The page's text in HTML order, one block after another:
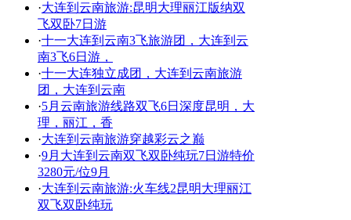
·大连到云南旅游:昆明大理丽江版纳双
飞双卧7日游
·十一大连到云南3飞旅游团，大连到云
南3飞6日游，
·十一大连独立成团，大连到云南旅游
团，大连到云南
·5月云南旅游线路双飞6日深度昆明，大
理，丽江，香
·大连到云南旅游穿越彩云之巅
·9月大连到云南双飞双卧纯玩7日游特价
3280元/位9月
·大连到云南旅游:火车线2昆明大理丽江
双飞双卧纯玩